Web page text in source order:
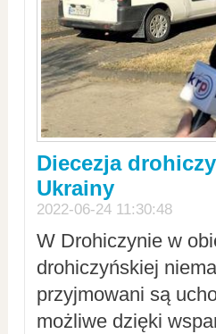
Diecezja
Ukrainy
2022-06-24 11:30:48
W Drohiczynie w
drohiczyńskiej
przyjmowani są
możliwe dzięki